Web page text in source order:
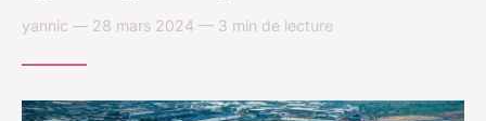
yannic — 28 mars 2024 — 3 min de lecture